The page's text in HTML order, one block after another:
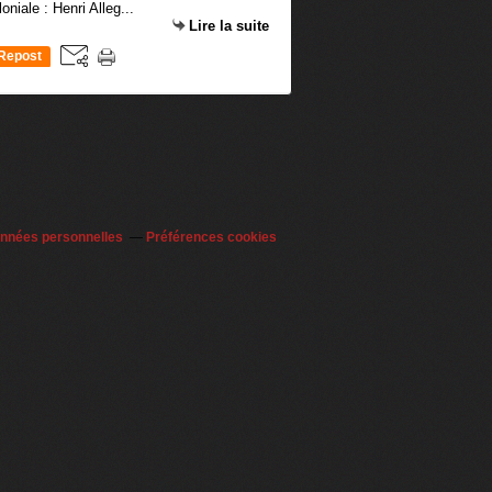
: Henri Alleg...
Lire la suite
Repost
personnelles Préférences cookies